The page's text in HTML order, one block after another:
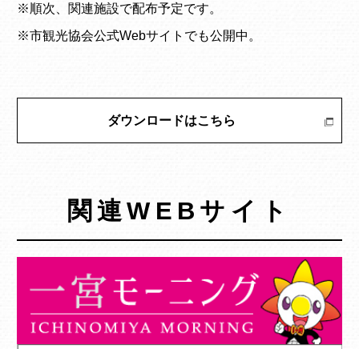
※順次、関連施設で配布予定です。
※市観光協会公式Webサイトでも公開中。
ダウンロードはこちら
関連WEBサイト